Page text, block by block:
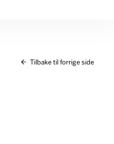
Tilbake til forrige side